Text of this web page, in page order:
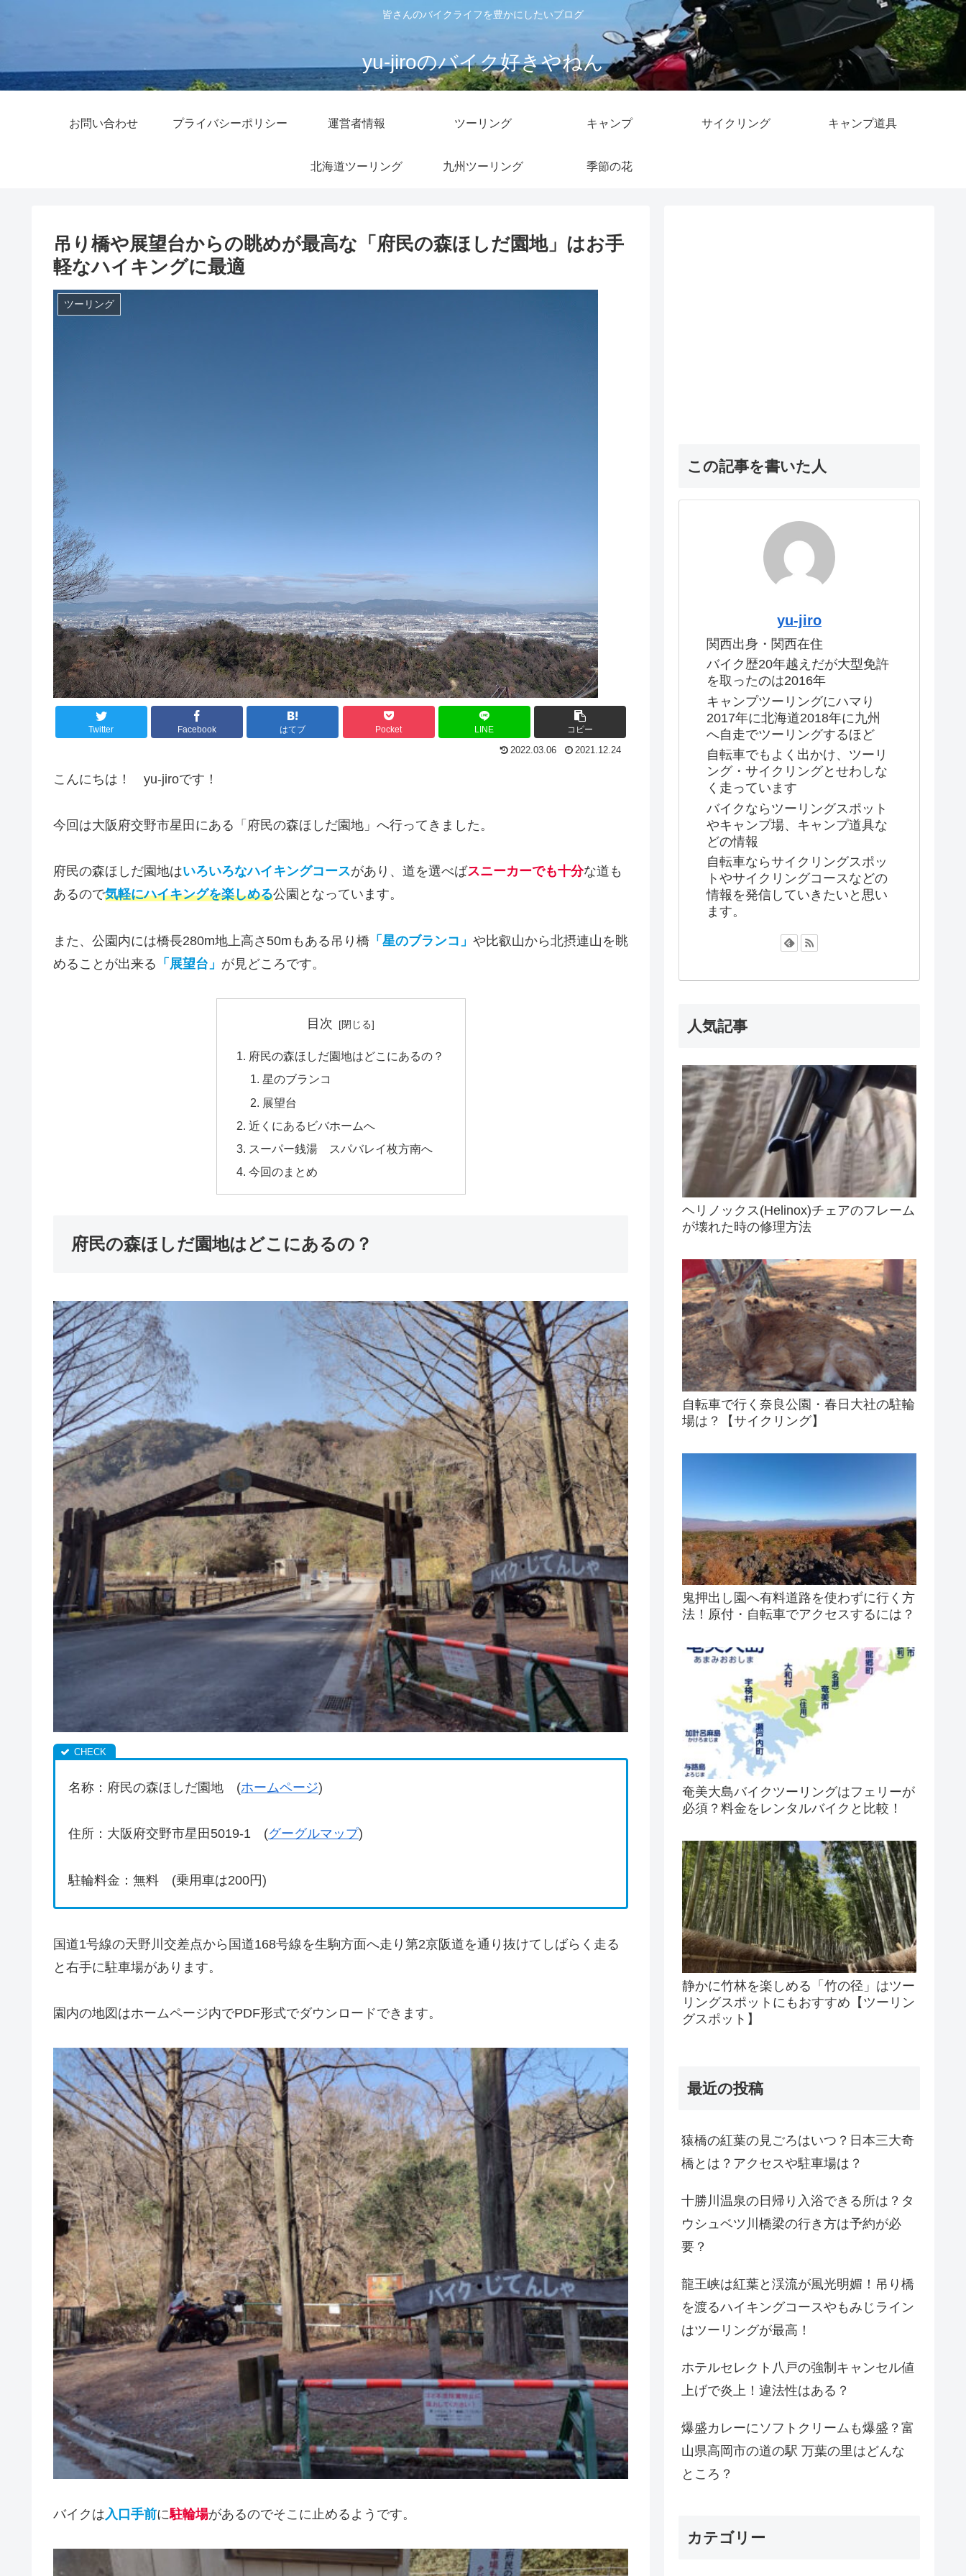
皆さんのバイクライフを豊かにしたいブログ
yu-jiroのバイク好きやねん
お問い合わせ プライバシーポリシー 運営者情報 ツーリング キャンプ サイクリング キャンプ道具
北海道ツーリング 九州ツーリング 季節の花
吊り橋や展望台からの眺めが最高な「府民の森ほしだ園地」はお手
軽なハイキングに最適
ツーリング
Twitter Facebook はてブ Pocket LINE コピー
2022.03.06 2021.12.24
こんにちは！ yu-jiroです！
今回は大阪府交野市星田にある「府民の森ほしだ園地」へ行ってきました。
府民の森ほしだ園地はいろいろなハイキングコースがあり、道を選べばスニーカーでも十分な道も
あるので気軽にハイキングを楽しめる公園となっています。
また、公園内には橋長280m地上高さ50mもある吊り橋 「星のブランコ」 や比叡山から北摂連山を眺
めることが出来る 「 展望台」 が見どころです。
目次
府民の森ほしだ園地はどこにあるの？
星のブランコ
展望台
近くにあるビバホームへ
スーパー銭湯 スパバレイ枚方南へ
今回のまとめ
府民の森ほしだ園地はどこにあるの？
名称：府民の森ほしだ園地 (ホームページ)
住所：大阪府交野市星田5019-1 (グーグルマップ)
駐輪料金：無料 (乗用車は200円)
国道1号線の天野川交差点から国道168号線を生駒方面へ走り第2京阪道を通り抜けてしばらく走る
と右手に駐車場があります。
園内の地図はホームページ内でPDF形式でダウンロードできます。
バイクは 入口手前に駐輪場があるのでそこに止めるようです。
この記事を書いた人
yu-jiro
関西出身・関西在住
バイク歴20年越えだが大型免許
を取ったのは2016年
キャンプツーリングにハマり
2017年に北海道2018年に九州
へ自走でツーリングするほど
自転車でもよく出かけ、ツーリ
ング・サイクリングとせわしな
く走っています
バイクならツーリングスポット
やキャンプ場、キャンプ道具な
どの情報
自転車ならサイクリングスポッ
トやサイクリングコースなどの
情報を発信していきたいと思い
ます。
人気記事
ヘリノックス(Helinox)チェアのフレーム
が壊れた時の修理方法
自転車で行く奈良公園・春日大社の駐輪
場は？【サイクリング】
鬼押出し園へ有料道路を使わずに行く方
法！原付・自転車でアクセスするには？
奄美大島バイクツーリングはフェリーが
必須？料金をレンタルバイクと比較！
静かに竹林を楽しめる「竹の径」はツー
リングスポットにもおすすめ【ツーリン
グスポット】
最近の投稿
猿橋の紅葉の見ごろはいつ？日本三大奇
橋とは？アクセスや駐車場は？
十勝川温泉の日帰り入浴できる所は？タ
ウシュベツ川橋梁の行き方は予約が必
要？
龍王峡は紅葉と渓流が風光明媚！吊り橋
を渡るハイキングコースやもみじライン
はツーリングが最高！
ホテルセレクト八戸の強制キャンセル値
上げで炎上！違法性はある？
爆盛カレーにソフトクリームも爆盛？富
山県高岡市の道の駅 万葉の里はどんな
ところ？
カテゴリー